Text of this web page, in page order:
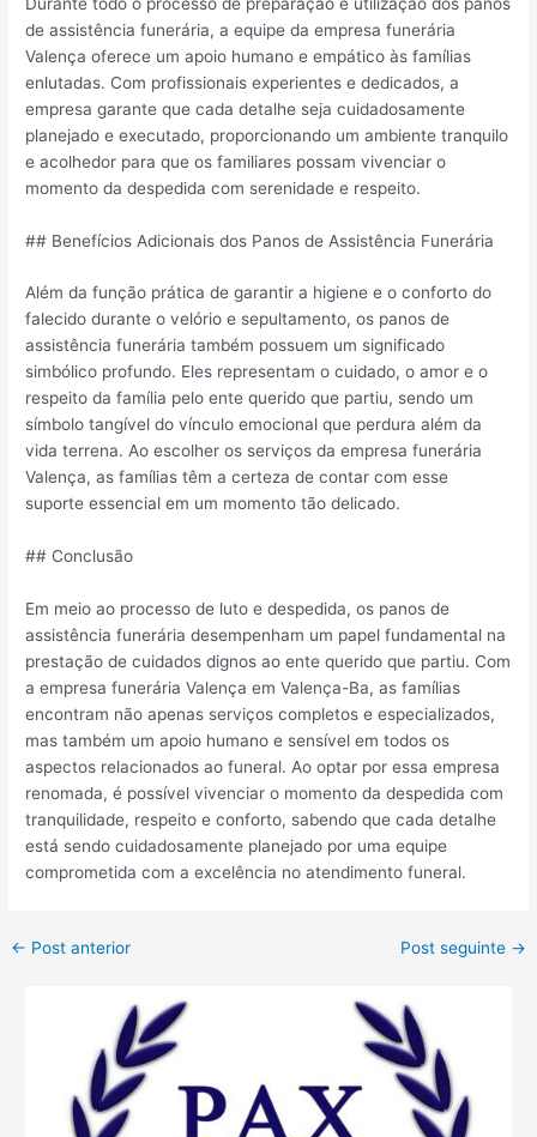
de assistência funerária, a equipe da empresa funerária
Valença oferece um apoio humano e empático às famílias
enlutadas. Com profissionais experientes e dedicados, a
empresa garante que cada detalhe seja cuidadosamente
planejado e executado, proporcionando um ambiente tranquilo
e acolhedor para que os familiares possam vivenciar o
momento da despedida com serenidade e respeito.
## Benefícios Adicionais dos Panos de Assistência Funerária
Além da função prática de garantir a higiene e o conforto do
falecido durante o velório e sepultamento, os panos de
assistência funerária também possuem um significado
simbólico profundo. Eles representam o cuidado, o amor e o
respeito da família pelo ente querido que partiu, sendo um
símbolo tangível do vínculo emocional que perdura além da
vida terrena. Ao escolher os serviços da empresa funerária
Valença, as famílias têm a certeza de contar com esse
suporte essencial em um momento tão delicado.
## Conclusão
Em meio ao processo de luto e despedida, os panos de
assistência funerária desempenham um papel fundamental na
prestação de cuidados dignos ao ente querido que partiu. Com
a empresa funerária Valença em Valença-Ba, as famílias
encontram não apenas serviços completos e especializados,
mas também um apoio humano e sensível em todos os
aspectos relacionados ao funeral. Ao optar por essa empresa
renomada, é possível vivenciar o momento da despedida com
tranquilidade, respeito e conforto, sabendo que cada detalhe
está sendo cuidadosamente planejado por uma equipe
comprometida com a excelência no atendimento funeral.
← Post anterior Post seguinte →